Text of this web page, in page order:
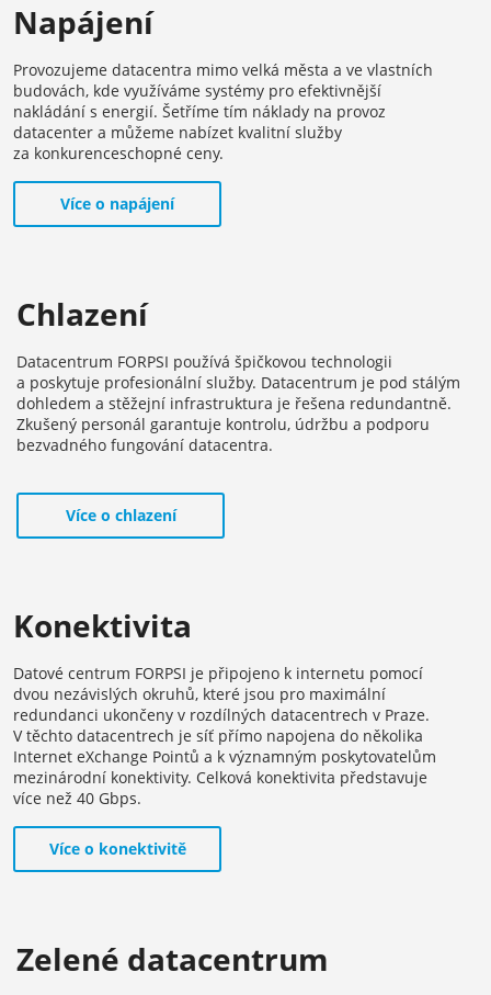
Napájení
Provozujeme datacentra mimo velká města a ve vlastních
budovách, kde využíváme systémy pro efektivnější
nakládání s energií. Šetříme tím náklady na provoz
datacenter a můžeme nabízet kvalitní služby
za konkurenceschopné ceny.
Více o napájení
Chlazení
Datacentrum FORPSI používá špičkovou technologii
a poskytuje profesionální služby. Datacentrum je pod stálým
dohledem a stěžejní infrastruktura je řešena redundantně.
Zkušený personál garantuje kontrolu, údržbu a podporu
bezvadného fungování datacentra.
Více o chlazení
Konektivita
Datové centrum FORPSI je připojeno k internetu pomocí
dvou nezávislých okruhů, které jsou pro maximální
redundanci ukončeny v rozdílných datacentrech v Praze.
V těchto datacentrech je síť přímo napojena do několika
Internet eXchange Pointů a k významným poskytovatelům
mezinárodní konektivity. Celková konektivita představuje
více než 40 Gbps.
Více o konektivitě
Zelené datacentrum